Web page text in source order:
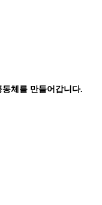
체를 만들어갑니다.